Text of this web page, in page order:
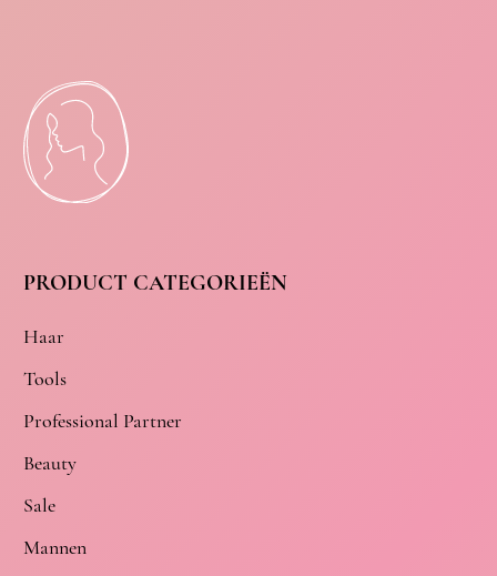
PRODUCT CATEGORIEËN
Haar
Tools
Professional Partner
Beauty
Sale
Mannen